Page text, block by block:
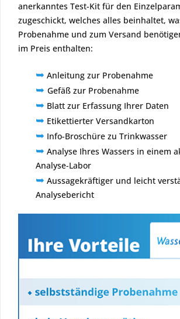
anerkanntes Test-Kit für den
zugeschickt, welches alles beinhaltet,
Probenahme und zum Versand
im Preis enthalten:
➥ Anleitung zur Probenahme
➥ Gefäß zur Probenahme
➥ Blatt zur Erfassung Ihrer Daten
➥ Etikettierter Versandkarton
➥ Info-Broschüre zu Trinkwasser
➥ Analyse Ihres Wassers in einem
Analyse-Labor
➥ Aussagekräftiger und leicht
Analysebericht